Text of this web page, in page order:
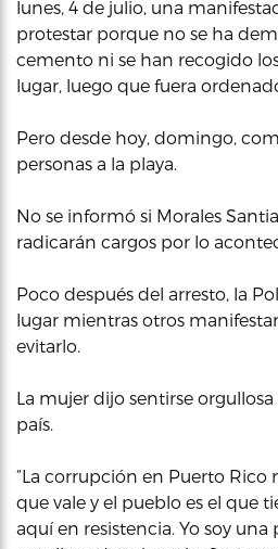
lunes, 4 de julio, una
protestar porque no se ha
cemento ni se han recogido
lugar, luego que fuera
Pero desde hoy, domingo,
personas a la playa.
No se informó si Morales
radicarán cargos por lo
Poco después del arresto, la
lugar mientras otros
evitarlo.
La mujer dijo sentirse
país.
“La corrupción en Puerto Rico
que vale y el pueblo es el que
aquí en resistencia. Yo soy